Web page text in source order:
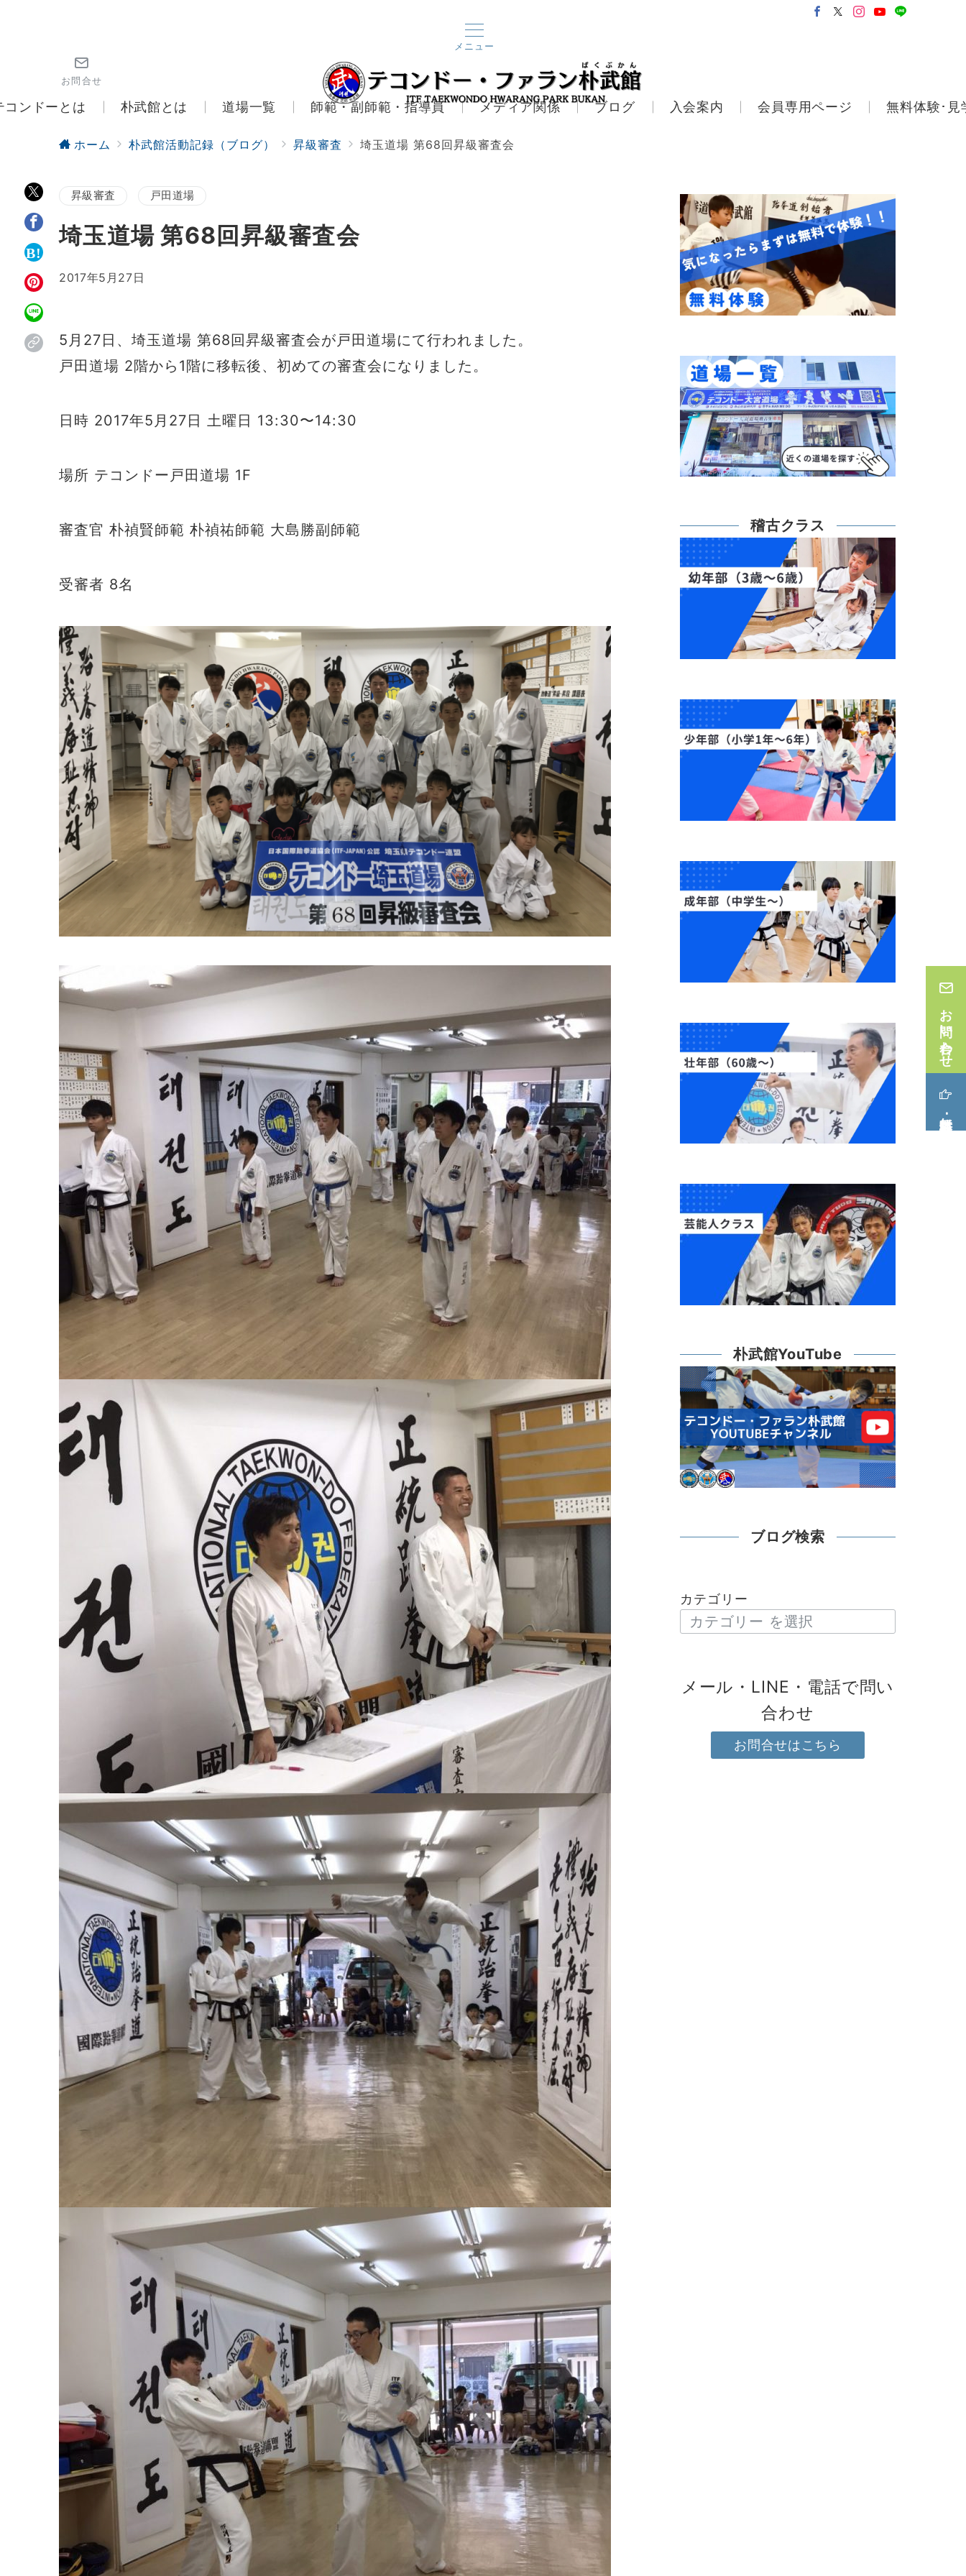
メニュー
お問合せ
コンドーとは 朴武館とは 道場一覧 師範・副師範・指導員 メディア関係 ブログ 入会案内 会員専用ページ 無料体験･見
ホーム 朴武館活動記録（ブログ） 昇級審査 埼玉道場 第68回昇級審査会
昇級審査 戸田道場
埼玉道場 第68回昇級審査会
2017年5月27日
5月27日、埼玉道場 第68回昇級審査会が戸田道場にて行われました。
戸田道場 2階から1階に移転後、初めての審査会になりました。
日時 2017年5月27日 土曜日 13:30〜14:30
場所 テコンドー戸田道場 1F
審査官 朴禎賢師範 朴禎祐師範 大島勝副師範
受審者 8名
稽古クラス
朴武館YouTube
ブログ検索
カテゴリー
メール・LINE・電話で問い
合わせ
お問合せはこちら
お問い合わせ
無料体験･見学